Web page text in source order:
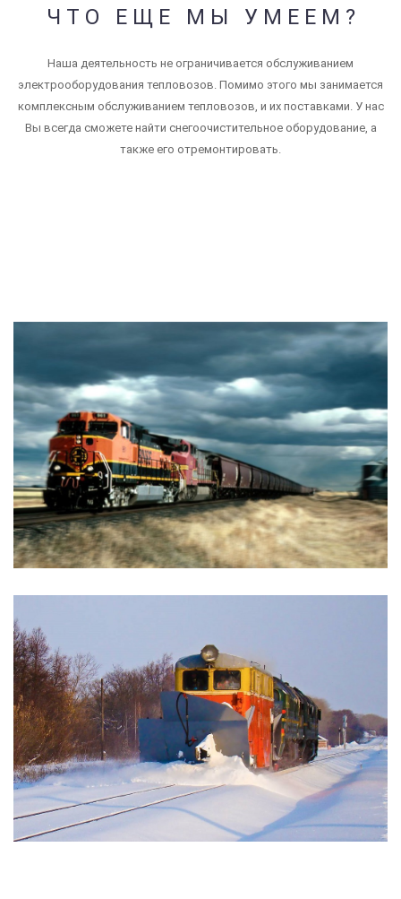
ЧТО ЕЩЕ МЫ УМЕЕМ?
Наша деятельность не ограничивается обслуживанием
электрооборудования тепловозов. Помимо этого мы занимается
комплексным обслуживанием тепловозов, и их поставками. У нас
Вы всегда сможете найти снегоочистительное оборудование, а
также его отремонтировать.